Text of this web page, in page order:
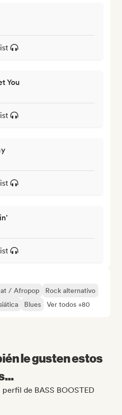
You
/ Afropop
Rock alternativo
Blues Ver todos +80
le gusten estos
de BASS BOOSTED